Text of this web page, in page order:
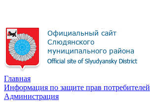
Главная
Информация по защите прав потребителей
Администрация